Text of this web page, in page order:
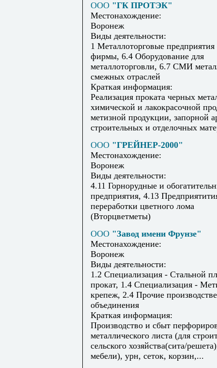
ООО "ГК ПРОТЭК"
Местонахождение:
Воронеж
Виды деятельности:
1 Металлоторговые предприятия
фирмы, 6.4 Оборудование для
металлоторговли, 6.7 СМИ
смежных отраслей
Краткая информация:
Реализация проката черных
химической и лакокрасочной
метизной продукции, запорной
строительных и отделочных
ООО "ГРЕЙНЕР-2000"
Местонахождение:
Воронеж
Виды деятельности:
4.11 Горнорудные и
предприятия, 4.13
переработки цветного лома
(Вторцветметы)
ООО "Завод имени Фрунзе"
Местонахождение:
Воронеж
Виды деятельности:
1.2 Специализация - Стальной
прокат, 1.4 Специализация -
крепеж, 2.4 Прочие
объединения
Краткая информация:
Производство и сбыт
металлического листа (для
сельского хозяйства(сита/
мебели), урн, сеток, корзин,...